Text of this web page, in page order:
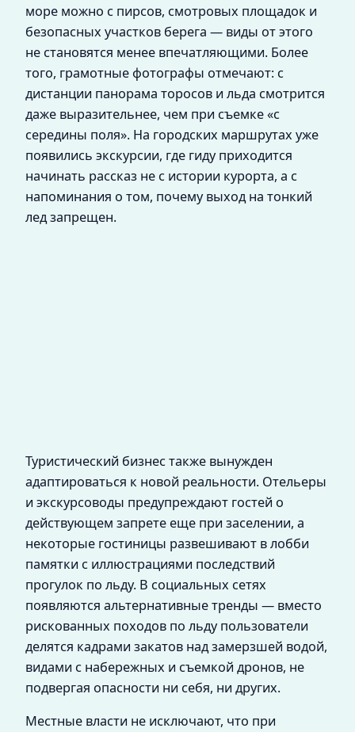
море можно с пирсов, смотровых площадок и
безопасных участков берега — виды от этого
не становятся менее впечатляющими. Более
того, грамотные фотографы отмечают: с
дистанции панорама торосов и льда смотрится
даже выразительнее, чем при съемке «с
середины поля». На городских маршрутах уже
появились экскурсии, где гиду приходится
начинать рассказ не с истории курорта, а с
напоминания о том, почему выход на тонкий
лед запрещен.
Туристический бизнес также вынужден
адаптироваться к новой реальности. Отельеры
и экскурсоводы предупреждают гостей о
действующем запрете еще при заселении, а
некоторые гостиницы развешивают в лобби
памятки с иллюстрациями последствий
прогулок по льду. В социальных сетях
появляются альтернативные тренды — вместо
рискованных походов по льду пользователи
делятся кадрами закатов над замерзшей водой,
видами с набережных и съемкой дронов, не
подвергая опасности ни себя, ни других.
Местные власти не исключают, что при